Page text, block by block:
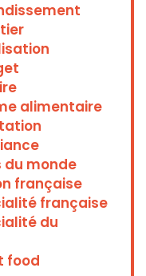
alimentaire
du monde
française
française
du
food